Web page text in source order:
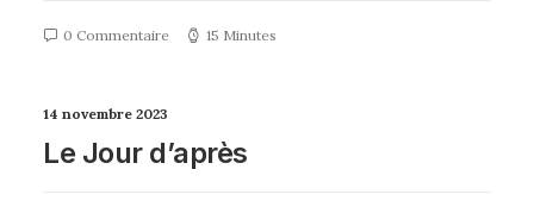
0 Commentaire 15 Minutes
14 novembre 2023
Le Jour d’après